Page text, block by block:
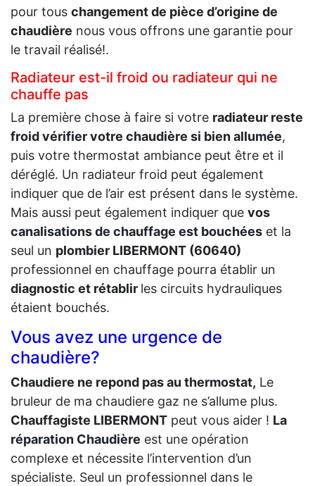
pour tous changement de pièce d’origine de
chaudière nous vous offrons une garantie pour
le travail réalisé!.
Radiateur est-il froid ou radiateur qui ne
chauffe pas
La première chose à faire si votre radiateur reste
froid vérifier votre chaudière si bien allumée,
puis votre thermostat ambiance peut être et il
déréglé. Un radiateur froid peut également
indiquer que de l’air est présent dans le système.
Mais aussi peut également indiquer que vos
canalisations de chauffage est bouchées et la
seul un plombier LIBERMONT (60640)
professionnel en chauffage pourra établir un
diagnostic et rétablir les circuits hydrauliques
étaient bouchés.
Vous avez une urgence de
chaudière?
Chaudiere ne repond pas au thermostat, Le
bruleur de ma chaudiere gaz ne s’allume plus.
Chauffagiste LIBERMONT peut vous aider ! La
réparation Chaudière est une opération
complexe et nécessite l’intervention d’un
spécialiste. Seul un professionnel dans le